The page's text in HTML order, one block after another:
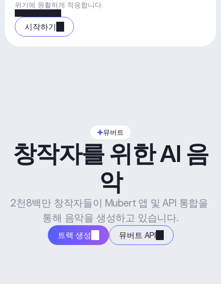
위기에 원활하게 적응합니다.
시작하기
뮤버트
창작자를 위한 AI 음
악
2천8백만 창작자들이 Mubert 앱 및 API 통합을
통해 음악을 생성하고 있습니다.
트랙 생성 뮤버트 API